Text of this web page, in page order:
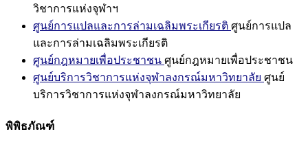
วิชาการแห่งจุฬาฯ
ศูนย์การแปลและการล่ามเฉลิมพระเกียรติ ศูนย์การแปล
และการล่ามเฉลิมพระเกียรติ
ศูนย์กฎหมายเพื่อประชาชน ศูนย์กฎหมายเพื่อประชาชน
ศูนย์บริการวิชาการแห่งจุฬาลงกรณ์มหาวิทยาลัย ศูนย์
บริการวิชาการแห่งจุฬาลงกรณ์มหาวิทยาลัย
พิพิธภัณฑ์